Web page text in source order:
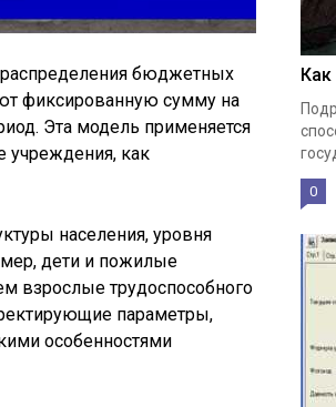
бюджетных
фиксированную сумму на
Эта модель применяется
учреждения, как
населения, уровня
дети и пожилые
взрослые трудоспособного
параметры,
особенностями
Как
0